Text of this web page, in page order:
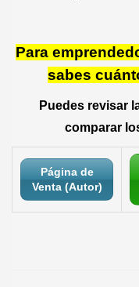
Para
sabes
Puedes revisar
comparar
Página de
Venta (Autor)